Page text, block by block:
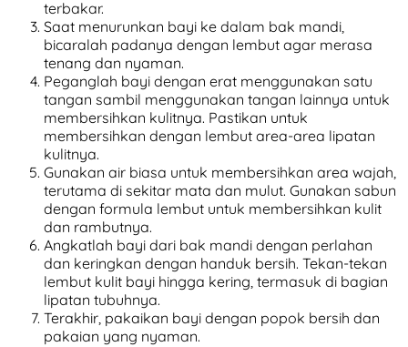
terbakar.
Saat menurunkan bayi ke dalam bak mandi,
bicaralah padanya dengan lembut agar merasa
tenang dan nyaman.
Peganglah bayi dengan erat menggunakan satu
tangan sambil menggunakan tangan lainnya untuk
membersihkan kulitnya. Pastikan untuk
membersihkan dengan lembut area-area lipatan
kulitnya.
Gunakan air biasa untuk membersihkan area wajah,
terutama di sekitar mata dan mulut. Gunakan sabun
dengan formula lembut untuk membersihkan kulit
dan rambutnya.
Angkatlah bayi dari bak mandi dengan perlahan
dan keringkan dengan handuk bersih. Tekan-tekan
lembut kulit bayi hingga kering, termasuk di bagian
lipatan tubuhnya.
Terakhir, pakaikan bayi dengan popok bersih dan
pakaian yang nyaman.